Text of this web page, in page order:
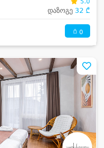
5.0
დაზოგე 32 ₾
0